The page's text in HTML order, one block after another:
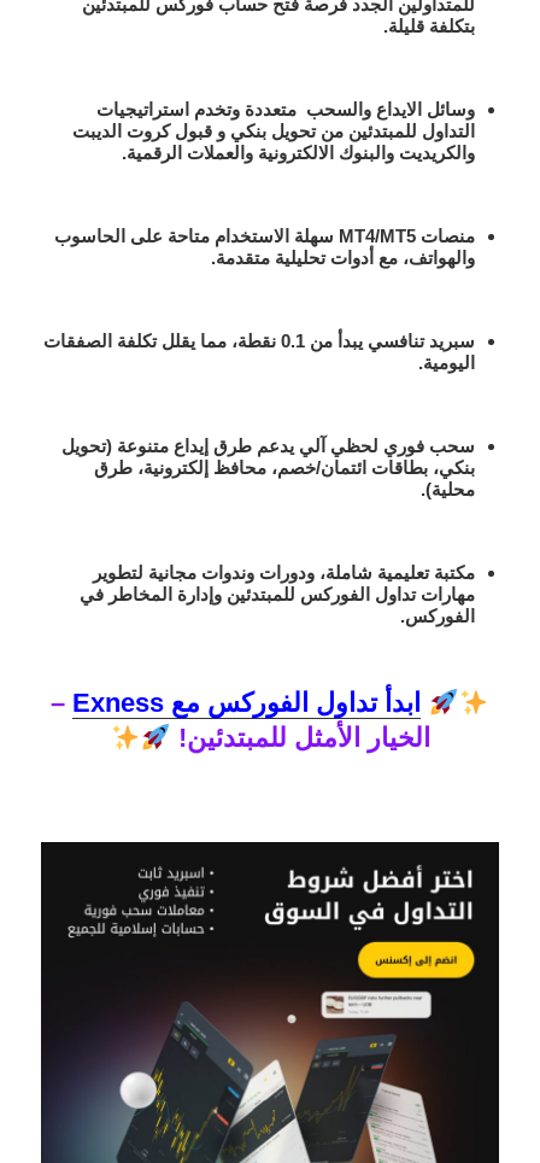
للمتداولين الجدد فرصةفتح حساب فوركس للمبتدئين
بتكلفة قليلة.
وسائل الايداع والسحب متعددة وتخدم استراتيجيات
التداول للمبتدئين من تحويل بنكي و قبول كروت الديبت
والكريديت والبنوك الالكترونية والعملات الرقمية.
منصات MT4/MT5 سهلة الاستخدام
متاحة على الحاسوب
والهواتف، مع أدوات تحليلية متقدمة.
سبريد تنافسي يبدأ من 0.1 نقطة
، مما يقلل تكلفة الصفقات
اليومية.
سحب فوري لحظي آلي يدعم طرق إيداع متنوعة (تحويل
بنكي، بطاقات ائتمان/خصم، محافظ إلكترونية، طرق
محلية).
مكتبة تعليمية شاملة، ودورات وندوات مجانية لتطوير
مهاراتتداول الفوركس للمبتدئين و إدارة المخاطر في
الفوركس.
ابدأ تداول الفوركس مع Exness
–
الخيار الأمثل للمبتدئين!